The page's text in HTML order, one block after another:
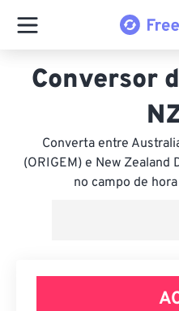
Conversor
Converta entre
(ORIGEM) e New Zealand
no campo de